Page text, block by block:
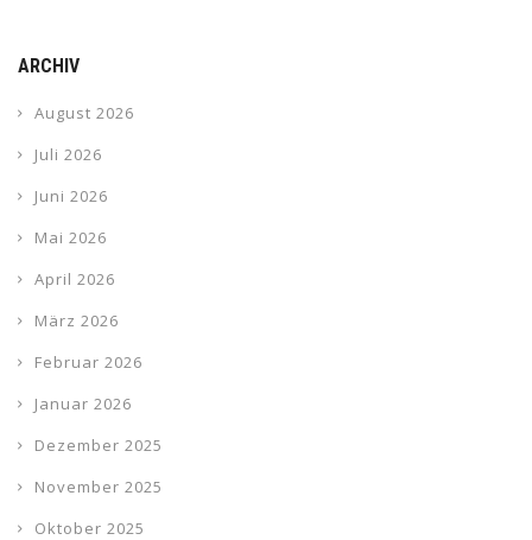
ARCHIV
August 2026
Juli 2026
Juni 2026
Mai 2026
April 2026
März 2026
Februar 2026
Januar 2026
Dezember 2025
November 2025
Oktober 2025